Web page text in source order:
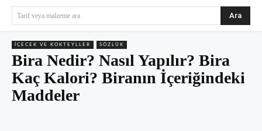
Tarif veya malzeme ara Ara
İÇECEK VE KOKTEYLLER SÖZLÜK
Bira Nedir? Nasıl Yapılır? Bira
Kaç Kalori? Biranın İçeriğindeki
Maddeler